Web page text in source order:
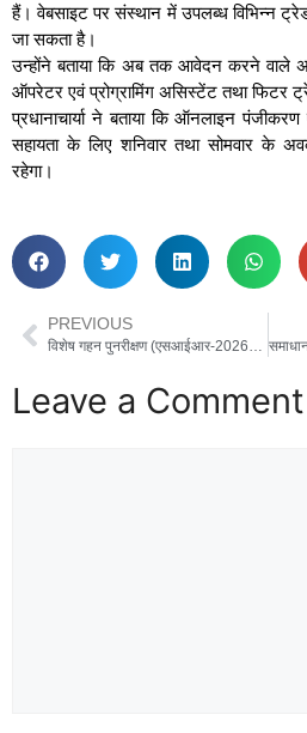
हैं। वेबसाइट पर संस्थान में उपलब्ध विभिन्न
जा सकता है।
उन्होंने बताया कि अब तक आवेदन करने वाले
ऑपरेटर एवं प्रोग्रामिंग असिस्टेंट तथा फिटर
प्रधानाचार्या ने बताया कि ऑनलाइन
सहायता के लिए शनिवार तथा सोमवार के
रहेगा।
PREVIOUS
विशेष गहन पुनरीक्षण (एसआईआर-2026) अभियान के तहत विद्यालयों में चलाया गया मतदाता जागरूकता कार्यक्रम
Leave a Comment